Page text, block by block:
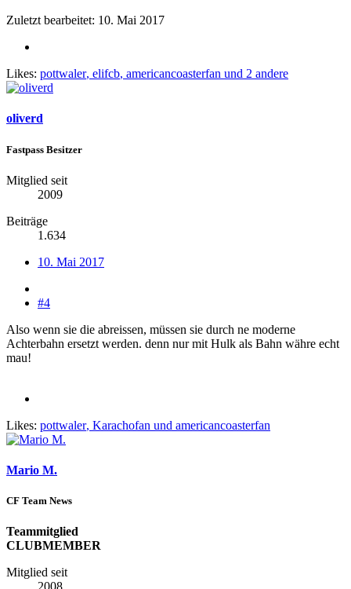
Zuletzt bearbeitet: 10. Mai 2017
Likes: pottwaler, elifcb, americancoasterfan und 2 andere
oliverd
Fastpass Besitzer
Mitglied seit
2009
Beiträge
1.634
10. Mai 2017
#4
Also wenn sie die abreissen, müssen sie durch ne moderne
Achterbahn ersetzt werden. denn nur mit Hulk als Bahn währe echt
mau!
Likes: pottwaler, Karachofan und americancoasterfan
Mario M.
CF Team News
Teammitglied
CLUBMEMBER
Mitglied seit